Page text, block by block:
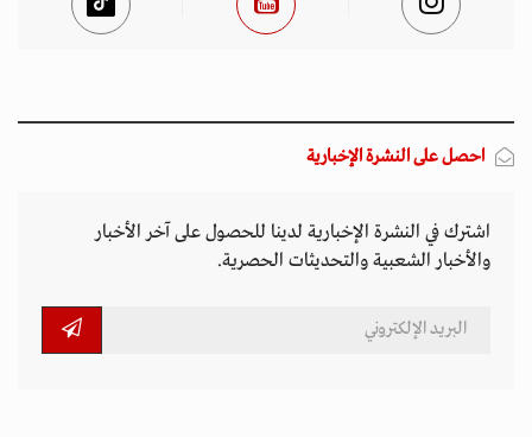
احصل على النشرة الإخبارية
اشترك في النشرة الإخبارية لدينا للحصول على آخر الأخبار
والأخبار الشعبية والتحديثات الحصرية.